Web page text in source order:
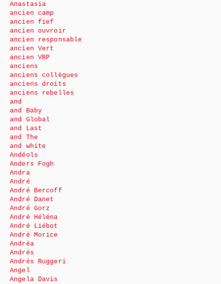
Anastasia
ancien camp
ancien fief
ancien ouvroir
ancien responsable
ancien Vert
ancien VRP
anciens
anciens collègues
anciens droits
anciens rebelles
and
and Baby
and Global
and Last
and The
and white
Andéols
Anders Fogh
Andra
André
André Bercoff
André Danet
André Gorz
André Héléna
André Liébot
André Morice
Andréa
Andrés
Andrés Ruggeri
Angel
Angela Davis